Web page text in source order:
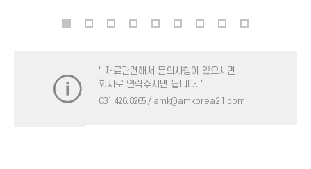
" 재료관련해서 문의사항이 있으시면
회사로 연락주시면 됩니다. "
031. 426. 8265 / amk@amkorea21.com